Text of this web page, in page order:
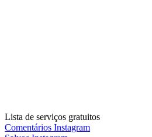
Lista de serviços gratuitos
Comentários Instagram